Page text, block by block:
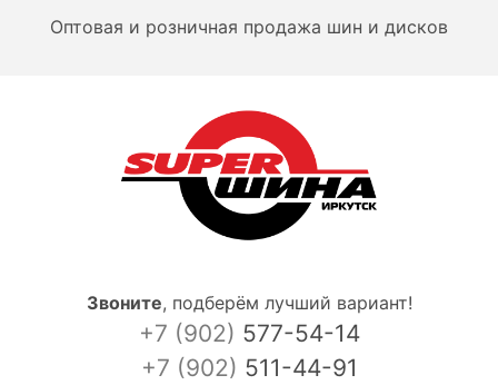
Оптовая и розничная продажа шин и дисков
Звоните, подберём лучший вариант!
+7 (902) 577-54-14
+7 (902) 511-44-91